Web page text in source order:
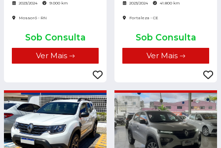
2023/2024 9.000 km
Mossoró - RN
Sob Consulta
Ver Mais
2023/2024 41.800 km
Fortaleza - CE
Sob Consulta
Ver Mais